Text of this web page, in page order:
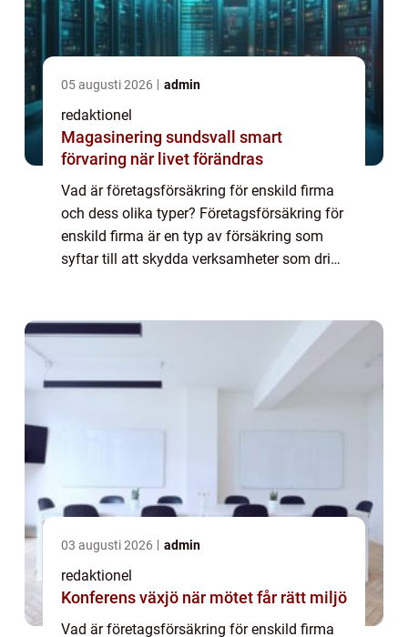
05 augusti 2026 admin
redaktionel
Magasinering sundsvall smart
förvaring när livet förändras
Vad är företagsförsäkring för enskild firma
och dess olika typer? Företagsförsäkring för
enskild firma är en typ av försäkring som
syftar till att skydda verksamheter som drivs
03 augusti 2026 admin
redaktionel
Konferens växjö när mötet får rätt miljö
Vad är företagsförsäkring för enskild firma